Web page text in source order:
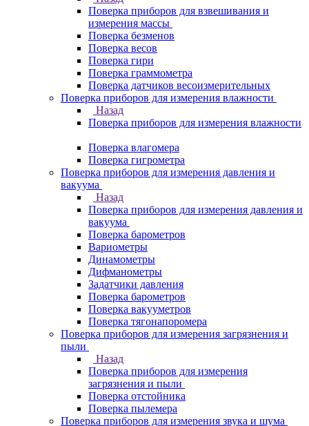
Поверка приборов для взвешивания и
измерения массы
Поверка безменов
Поверка весов
Поверка гири
Поверка граммометра
Поверка датчиков весоизмерительных
Поверка приборов для измерения влажности
Назад
Поверка приборов для измерения влажности
Поверка влагомера
Поверка гигрометра
Поверка приборов для измерения давления и
вакуума
Назад
Поверка приборов для измерения давления и
вакуума
Поверка барометров
Вариометры
Динамометры
Дифманометры
Задатчики давления
Поверка барометров
Поверка вакууметров
Поверка тягонапоромера
Поверка приборов для измерения загрязнения и
пыли
Назад
Поверка приборов для измерения
загрязнения и пыли
Поверка отстойника
Поверка пылемера
Поверка приборов для измерения звука и шума